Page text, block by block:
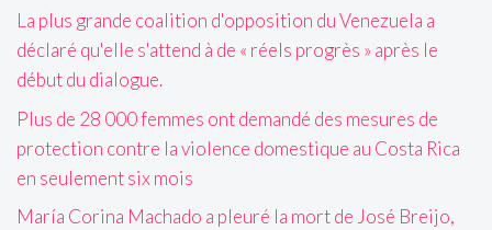
La plus grande coalition d'opposition du Venezuela a
déclaré qu'elle s'attend à de « réels progrès » après le
début du dialogue.
Plus de 28 000 femmes ont demandé des mesures de
protection contre la violence domestique au Costa Rica
en seulement six mois
María Corina Machado a pleuré la mort de José Breijo,